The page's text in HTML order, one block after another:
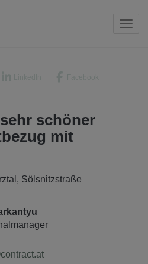
schöner
mit
, Sölsnitzstraße